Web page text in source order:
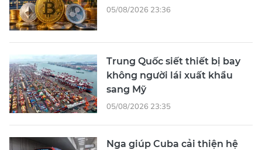
05/08/2026 23:36
Trung Quốc siết thiết bị bay
không người lái xuất khẩu
sang Mỹ
05/08/2026 23:35
Nga giúp Cuba cải thiện hệ